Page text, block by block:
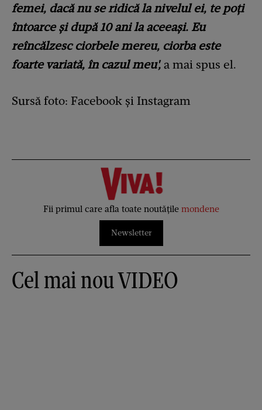
femei, dacă nu se ridică la nivelul ei, te poți
întoarce și după 10 ani la aceeași. Eu
reîncălzesc ciorbele mereu, ciorba este
foarte variată, în cazul meu', a mai spus el.
Sursă foto: Facebook și Instagram
Fii primul care afla toate noutățile mondene
Newsletter
Cel mai nou VIDEO